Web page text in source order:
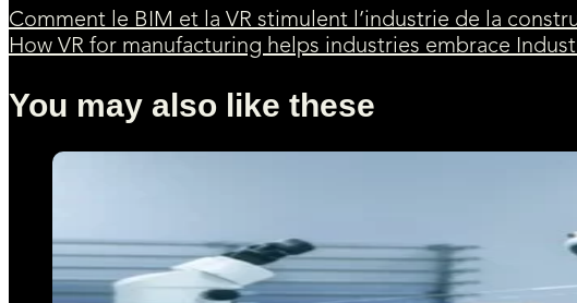
Comment le BIM et la VR stimulent l’industrie de la
How VR for manufacturing helps industries embrace
You may also like these